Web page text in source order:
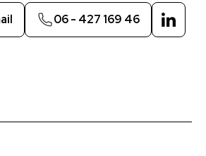
06 - 427 169 46
links en colofon